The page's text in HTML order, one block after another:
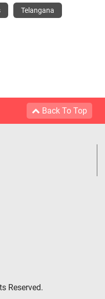
Telangana
Back To Top
Reserved.